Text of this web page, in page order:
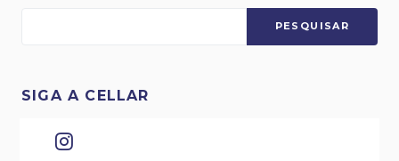
PESQUISAR
SIGA A CELLAR